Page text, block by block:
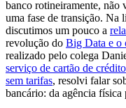
banco rotineiramente, não
uma fase de transição. Na
discutimos um pouco a
revolução do Big Data e o
realizado pelo colega
serviço de cartão de crédito
sem tarifas, resolvi falar
bancário: da agência física